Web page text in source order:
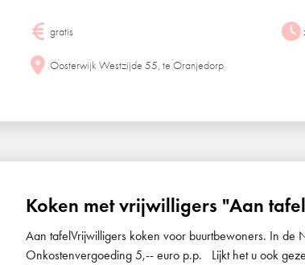
gratis
Oosterwijk Westzijde 55, te Oranjedorp
Koken met vrijwilligers "Aan
Aan tafelVrijwilligers koken voor buurtbewoners. In de
Onkostenvergoeding 5,-- euro p.p. Lijkt het u ook